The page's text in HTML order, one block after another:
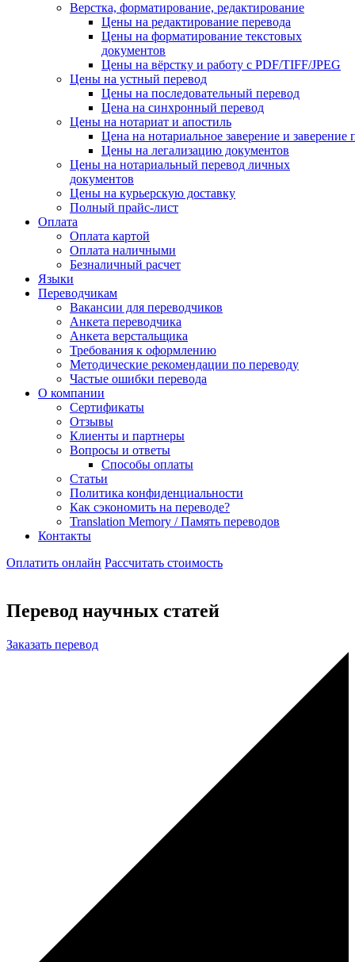
Верстка, форматирование, редактирование
Цены на редактирование перевода
Цены на форматирование текстовых
документов
Цены на вёрстку и работу с PDF/TIFF/JPEG
Цены на устный перевод
Цены на последовательный перевод
Цена на синхронный перевод
Цены на нотариат и апостиль
Цена на нотариальное заверение и
Цены на легализацию документов
Цены на нотариальный перевод личных
документов
Цены на курьерскую доставку
Полный прайс-лист
Оплата
Оплата картой
Оплата наличными
Безналичный расчет
Языки
Переводчикам
Вакансии для переводчиков
Анкета переводчика
Анкета верстальщика
Требования к оформлению
Методические рекомендации по переводу
Частые ошибки перевода
О компании
Сертификаты
Отзывы
Клиенты и партнеры
Вопросы и ответы
Способы оплаты
Статьи
Политика конфиденциальности
Как сэкономить на переводе?
Translation Memory / Память переводов
Контакты
Оплатить онлайн Рассчитать стоимость
Перевод научных статей
Заказать перевод